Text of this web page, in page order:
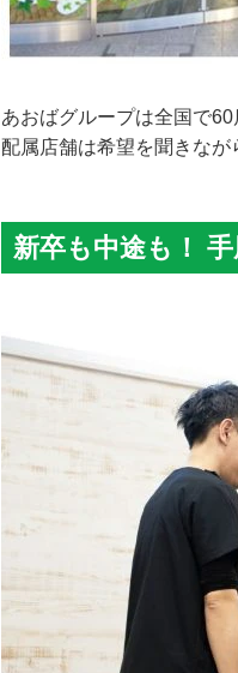
あおばグループは全国で60
配属店舗は希望を聞きなが
新卒も中途も！